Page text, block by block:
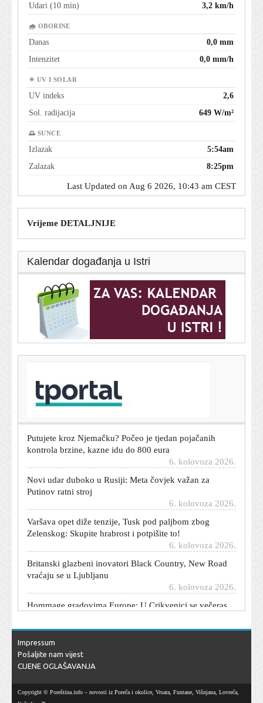
Udari (10 min)
3,2 km/h
🌧 OBORINE
Danas
0,0 mm
Intenzitet
0,0 mm/h
☀ UV I SOLAR
UV indeks
2,6
Sol. radijacija
649 W/m²
🌅 SUNCE
Izlazak
5:54am
Zalazak
8:25pm
Last Updated on Aug 6 2026, 10:43 am CEST
Vrijeme DETALJNIJE
Kalendar događanja u Istri
Mike Tyson otkrio koji ga aktivni boksač najviše
podsjeća na njega: 'Dolazi s lošim namjerama'
kontrola brzine, kazne idu do 800 eura
6. kolovoza 2026.
Novi udar duboko u Rusiji: Meta čovjek važan za
Putinov ratni stroj
Varšava opet diže tenzije, Tusk pod paljbom zbog
Zelenskog: Skupite hrabrost i potpišite to!
6. kolovoza 2026.
Britanski glazbeni inovatori Black Country, New Road
vraćaju se u Ljubljanu
Hommage gradovima Europe: U Crikvenici se večeras
otvara zanimljiva izložba
koncert u Vukovaru
upozoravaju zašto vas vaša bočica više ne štiti od UV
Impressum
Pošaljite nam vijest
CIJENE OGLAŠAVANJA
Copyright © Poreština.info – novosti iz Poreča i okolice, Vrsara, Funtane, Višnjana, Lovreča,